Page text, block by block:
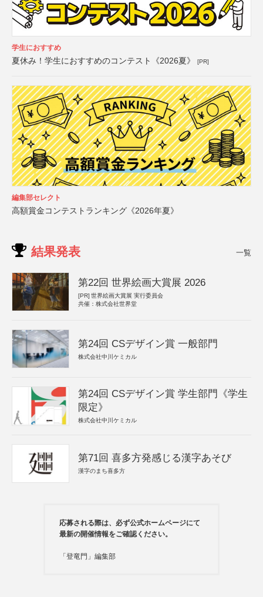
学生におすすめ
夏休み！学生におすすめのコンテスト《2026夏》 [PR]
編集部セレクト
高額賞金コンテストランキング《2026年夏》
結果発表 一覧
第22回 世界絵画大賞展 2026
[PR] 世界絵画大賞展 実行委員会
共催：株式会社世界堂
第24回 CSデザイン賞 一般部門
株式会社中川ケミカル
第24回 CSデザイン賞 学生部門《学生
限定》
株式会社中川ケミカル
第71回 喜多方発感じる漢字あそび
漢字のまち喜多方
応募される際は、必ず公式ホームページにて
最新の開催情報をご確認ください。
「登竜門」編集部